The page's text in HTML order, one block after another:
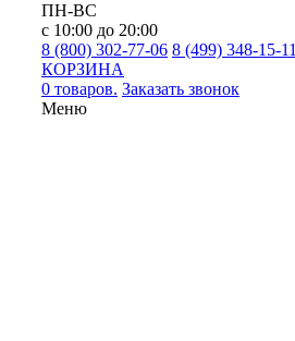
ПН-ВС
с 10:00 до 20:00
8 (800) 302-77-06 8 (499) 348-15-11
КОРЗИНА
0 товаров. Заказать звонок
Меню